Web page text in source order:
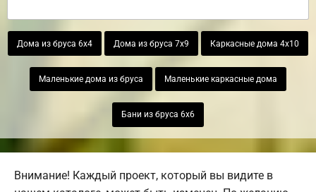
Дома из бруса 6х4 Дома из бруса 7х9 Каркасные дома 4х10
Маленькие дома из бруса Маленькие каркасные дома
Бани из бруса 6х6
Внимание! Каждый проект, который вы видите в